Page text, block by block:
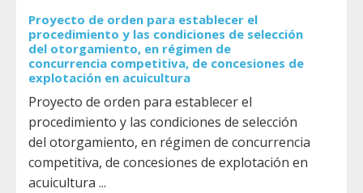
Proyecto de orden para establecer el
procedimiento y las condiciones de selección
del otorgamiento, en régimen de
concurrencia competitiva, de concesiones de
explotación en acuicultura
Proyecto de orden para establecer el
procedimiento y las condiciones de selección
del otorgamiento, en régimen de concurrencia
competitiva, de concesiones de explotación en
acuicultura ...